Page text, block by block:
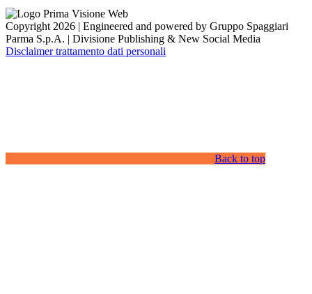
Copyright 2026 | Engineered and powered by Gruppo Spaggiari
Parma S.p.A. | Divisione Publishing & New Social Media
Disclaimer trattamento dati personali
Back to top